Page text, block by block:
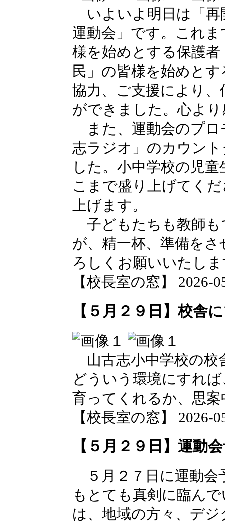
いよいよ明日は「再
運動会」です。これ
様を始めとする保護
民」の皆様を始めと
協力、ご支援により
ができました。心よ
また、運動会のプロ
志ラジオ」のカウン
した。小中学校の児
こまで盛り上げてく
上げます。
子どもたちも教師も
が、精一杯、準備を
ろしくお願いいたし
【校長室の窓】 2026-
【５月２９日】校舎
山古志小中学校の校
どういう環境にすれ
育ってくれるか、思案
【校長室の窓】 2026-
【５月２９日】運動
５月２７日に運動会
もとても真剣に臨ん
は、地域の方々、デ